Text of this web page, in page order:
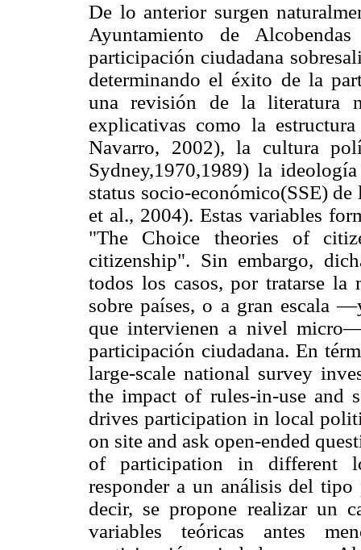
De lo anterior surgen
Ayuntamiento de
participación ciudadana
determinando el éxito de la
una revisión de la literatura
explicativas como la
Navarro, 2002), la cultura
Sydney,1970,1989) la
status socio-económico(SSE)
et al., 2004). Estas variables
"The Choice theories of
citizenship". Sin embargo,
todos los casos, por tratarse la
sobre países, o a gran escala
que intervienen a nivel
participación ciudadana. En
large-scale national survey
the impact of rules-in-use and
drives participation in local
on site and ask open-ended
of participation in different
responder a un análisis del
decir, se propone realizar un
variables teóricas antes